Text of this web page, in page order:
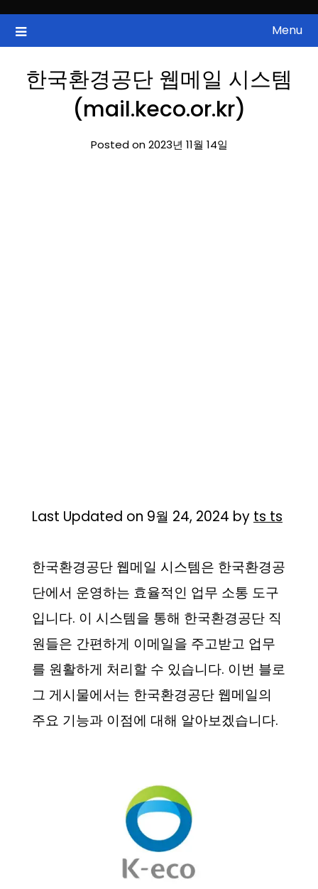
content
ZAN 주식정보
국내증시, 해외증시, 급등주, 낙폭과대, 골든크로스, 상한가, 하한가 등
의 주식 정보.
Menu
한국환경공단 웹메일 시스템
(mail.keco.or.kr)
Posted on 2023년 11월 14일
Last Updated on 9월 24, 2024 by ts ts
한국환경공단 웹메일 시스템은 한국환경공
단에서 운영하는 효율적인 업무 소통 도구
입니다. 이 시스템을 통해 한국환경공단 직
원들은 간편하게 이메일을 주고받고 업무
를 원활하게 처리할 수 있습니다. 이번 블로
그 게시물에서는 한국환경공단 웹메일의
주요 기능과 이점에 대해 알아보겠습니다.